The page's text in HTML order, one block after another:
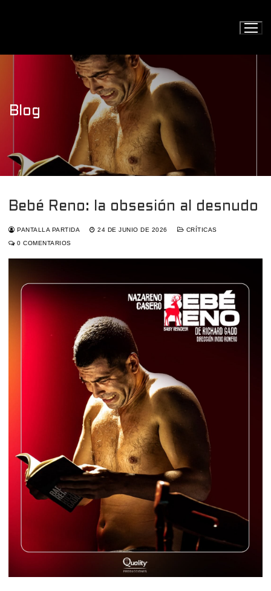
Blog
Bebé Reno: la obsesión al desnudo
PANTALLA PARTIDA 24 DE JUNIO DE 2026
CRÍTICAS
0 COMENTARIOS